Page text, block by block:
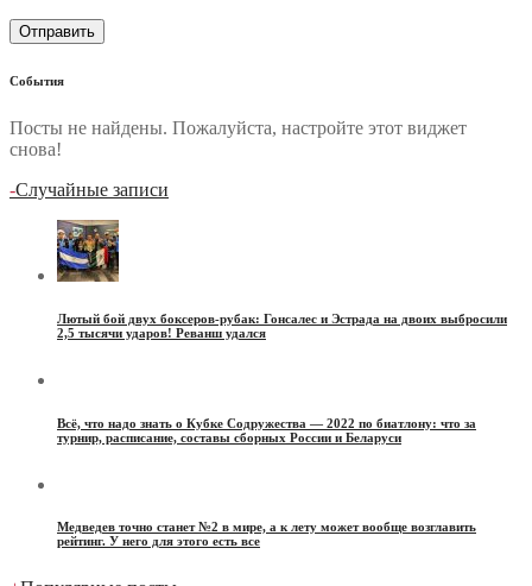
События
Посты не найдены. Пожалуйста, настройте этот виджет
снова!
-Случайные записи
Лютый бой двух боксеров-рубак: Гонсалес и Эстрада на двоих выбросили
2,5 тысячи ударов! Реванш удался
Всё, что надо знать о Кубке Содружества — 2022 по биатлону: что за
турнир, расписание, составы сборных России и Беларуси
Медведев точно станет №2 в мире, а к лету может вообще возглавить
рейтинг. У него для этого есть все